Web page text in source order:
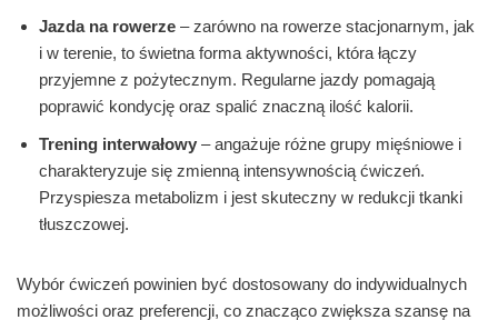
Jazda na rowerze – zarówno na rowerze stacjonarnym, jak
i w terenie, to świetna forma aktywności, która łączy
przyjemne z pożytecznym. Regularne jazdy pomagają
poprawić kondycję oraz spalić znaczną ilość kalorii.
Trening interwałowy – angażuje różne grupy mięśniowe i
charakteryzuje się zmienną intensywnością ćwiczeń.
Przyspiesza metabolizm i jest skuteczny w redukcji tkanki
tłuszczowej.
Wybór ćwiczeń powinien być dostosowany do indywidualnych
możliwości oraz preferencji, co znacząco zwiększa szansę na